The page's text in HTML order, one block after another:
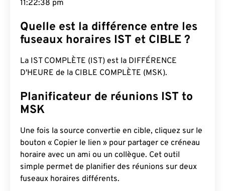
11:22:39 pm
Quelle est la différence entre les
fuseaux horaires IST et CIBLE ?
La IST COMPLÈTE (IST) est la DIFFÉRENCE
D'HEURE de la CIBLE COMPLÈTE (MSK).
Planificateur de réunions IST to
MSK
Une fois la source convertie en cible, cliquez sur le
bouton « Copier le lien » pour partager ce créneau
horaire avec un ami ou un collègue. Cet outil
simple permet de planifier des réunions sur deux
fuseaux horaires différents.